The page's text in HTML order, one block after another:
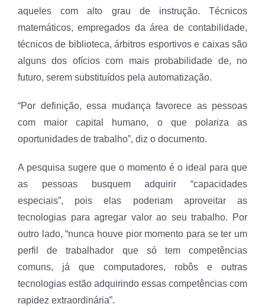
aqueles com alto grau de instrução. Técnicos
matemáticos, empregados da área de contabilidade,
técnicos de biblioteca, árbitros esportivos e caixas são
alguns dos ofícios com mais probabilidade de, no
futuro, serem substituídos pela automatização.
“Por definição, essa mudança favorece as pessoas
com maior capital humano, o que polariza as
oportunidades de trabalho”, diz o documento.
A pesquisa sugere que o momento é o ideal para que
as pessoas busquem adquirir “capacidades
especiais”, pois elas poderiam aproveitar as
tecnologias para agregar valor ao seu trabalho. Por
outro lado, “nunca houve pior momento para se ter um
perfil de trabalhador que só tem competências
comuns, já que computadores, robôs e outras
tecnologias estão adquirindo essas competências com
rapidez extraordinária”.